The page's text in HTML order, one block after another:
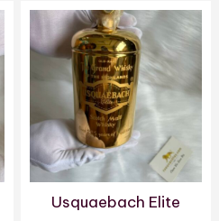
Usquaebach Elite